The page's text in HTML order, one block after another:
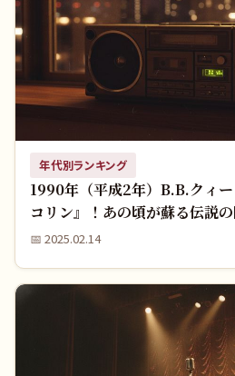
年代別ランキング
1990年（平成2年）B.B.クィ
コリン』！あの頃が蘇る伝説
📅 2025.02.14